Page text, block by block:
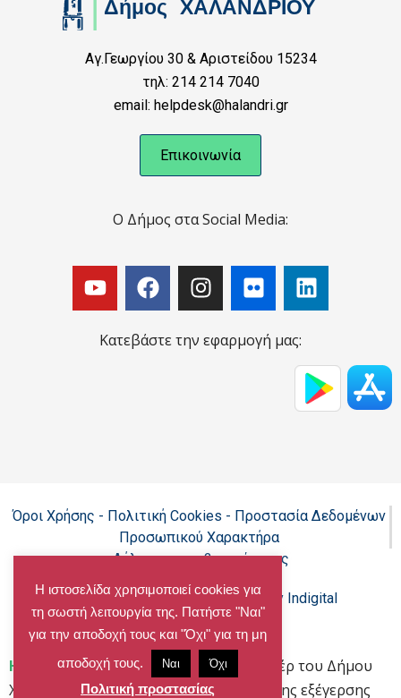
Αγ.Γεωργίου 30 & Αριστείδου 15234
τηλ: 214 214 7040
email: helpdesk@halandri.gr
Επικοινωνία
Ο Δήμος στα Social Media:
Κατεβάστε την εφαρμογή μας:
Όροι Χρήσης - Πολιτική Cookies - Προστασία Δεδομένων
Προσωπικού Χαρακτήρα
Δήλωση προσβασιμότητας
Copyright@chalandri.grPowered by Indigital
Home »«Εμείς, όχι εγώ»- Το ντοκιμαντέρ του Δήμου
Χαλανδρίου κρατά ζωντανό το πνεύμα της εξέγερσης
Η ιστοσελίδα χρησιμοποιεί cookies για
τη σωστή λειτουργία της. Πατήστε "Ναι"
για την αποδοχή τους και "Όχι" για τη μη
αποδοχή τους.
Ναι Όχι
Πολιτική προστασίας